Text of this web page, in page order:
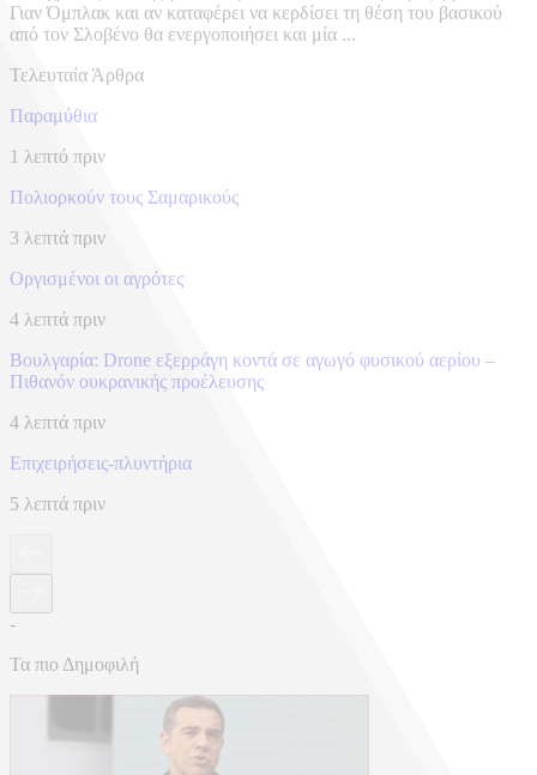
Γιαν Όμπλακ και αν καταφέρει να κερδίσει τη θέση του βασικού
από τον Σλοβένο θα ενεργοποιήσει και μία ...
Τελευταία Άρθρα
Παραμύθια
1 λεπτό πριν
Πολιορκούν τους Σαμαρικούς
3 λεπτά πριν
Οργισμένοι οι αγρότες
4 λεπτά πριν
Βουλγαρία: Drone εξερράγη κοντά σε αγωγό φυσικού αερίου –
Πιθανόν ουκρανικής προέλευσης
4 λεπτά πριν
Επιχειρήσεις-πλυντήρια
5 λεπτά πριν
-
Τα πιο Δημοφιλή